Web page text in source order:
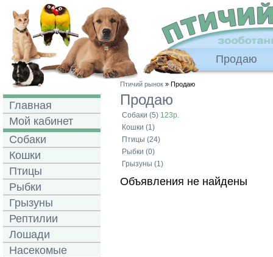
Продаю
Главная
Мой кабинет
Собаки
Кошки
Птицы
Рыбки
Грызуны
Рептилии
Лошади
Насекомые
Птичий рынок » Продаю
Продаю
Собаки (5) 123р.
Кошки (1)
Птицы (24)
Рыбки (0)
Грызуны (1)
Объявления не найдены